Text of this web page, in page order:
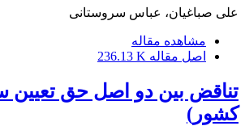
علی صباغیان، عباس سروستانی
مشاهده مقاله
اصل مقاله 236.13 K
تناقض بین دو اصل حق تعیین
کشور)